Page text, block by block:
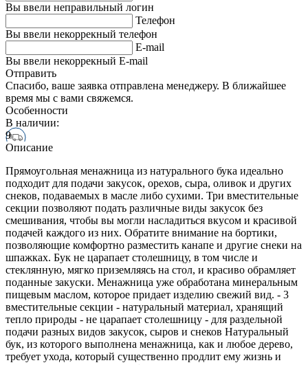
Вы ввели неправильный логин
Телефон
Вы ввели некоррекный телефон
E-mail
Вы ввели некоррекный E-mail
Отправить
Спасибо, ваше заявка отправлена менеджеру. В ближайшее
время мы с вами свяжемся.
Особенности
В наличии:
9
Описание
Прямоугольная менажница из натурального бука идеально
подходит для подачи закусок, орехов, сыра, оливок и других
снеков, подаваемых в масле либо сухими. Три вместительные
секции позволяют подать различные виды закусок без
смешивания, чтобы вы могли насладиться вкусом и красивой
подачей каждого из них. Обратите внимание на бортики,
позволяющие комфортно разместить канапе и другие снеки на
шпажках. Бук не царапает столешницу, в том числе и
стеклянную, мягко приземляясь на стол, и красиво обрамляет
поданные закуски. Менажница уже обработана минеральным
пищевым маслом, которое придает изделию свежий вид. - 3
вместительные секции - натуральный материал, хранящий
тепло природы - не царапает столешницу - для раздельной
подачи разных видов закусок, сыров и снеков Натуральный
бук, из которого выполнена менажница, как и любое дерево,
требует ухода, который существенно продлит ему жизнь и